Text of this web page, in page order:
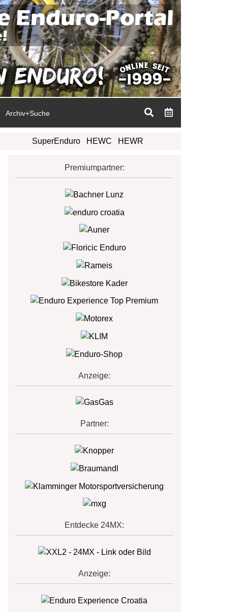
Archiv+Suche
SuperEnduro HEWC HEWR
Premiumpartner:
Anzeige:
Partner:
Entdecke 24MX:
Anzeige: